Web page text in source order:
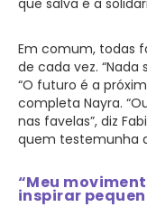
Em comum, todas
de cada vez.
“O futuro é a
completa Nayra.
nas favelas”, diz
quem testemunha
“Meu
inspirar